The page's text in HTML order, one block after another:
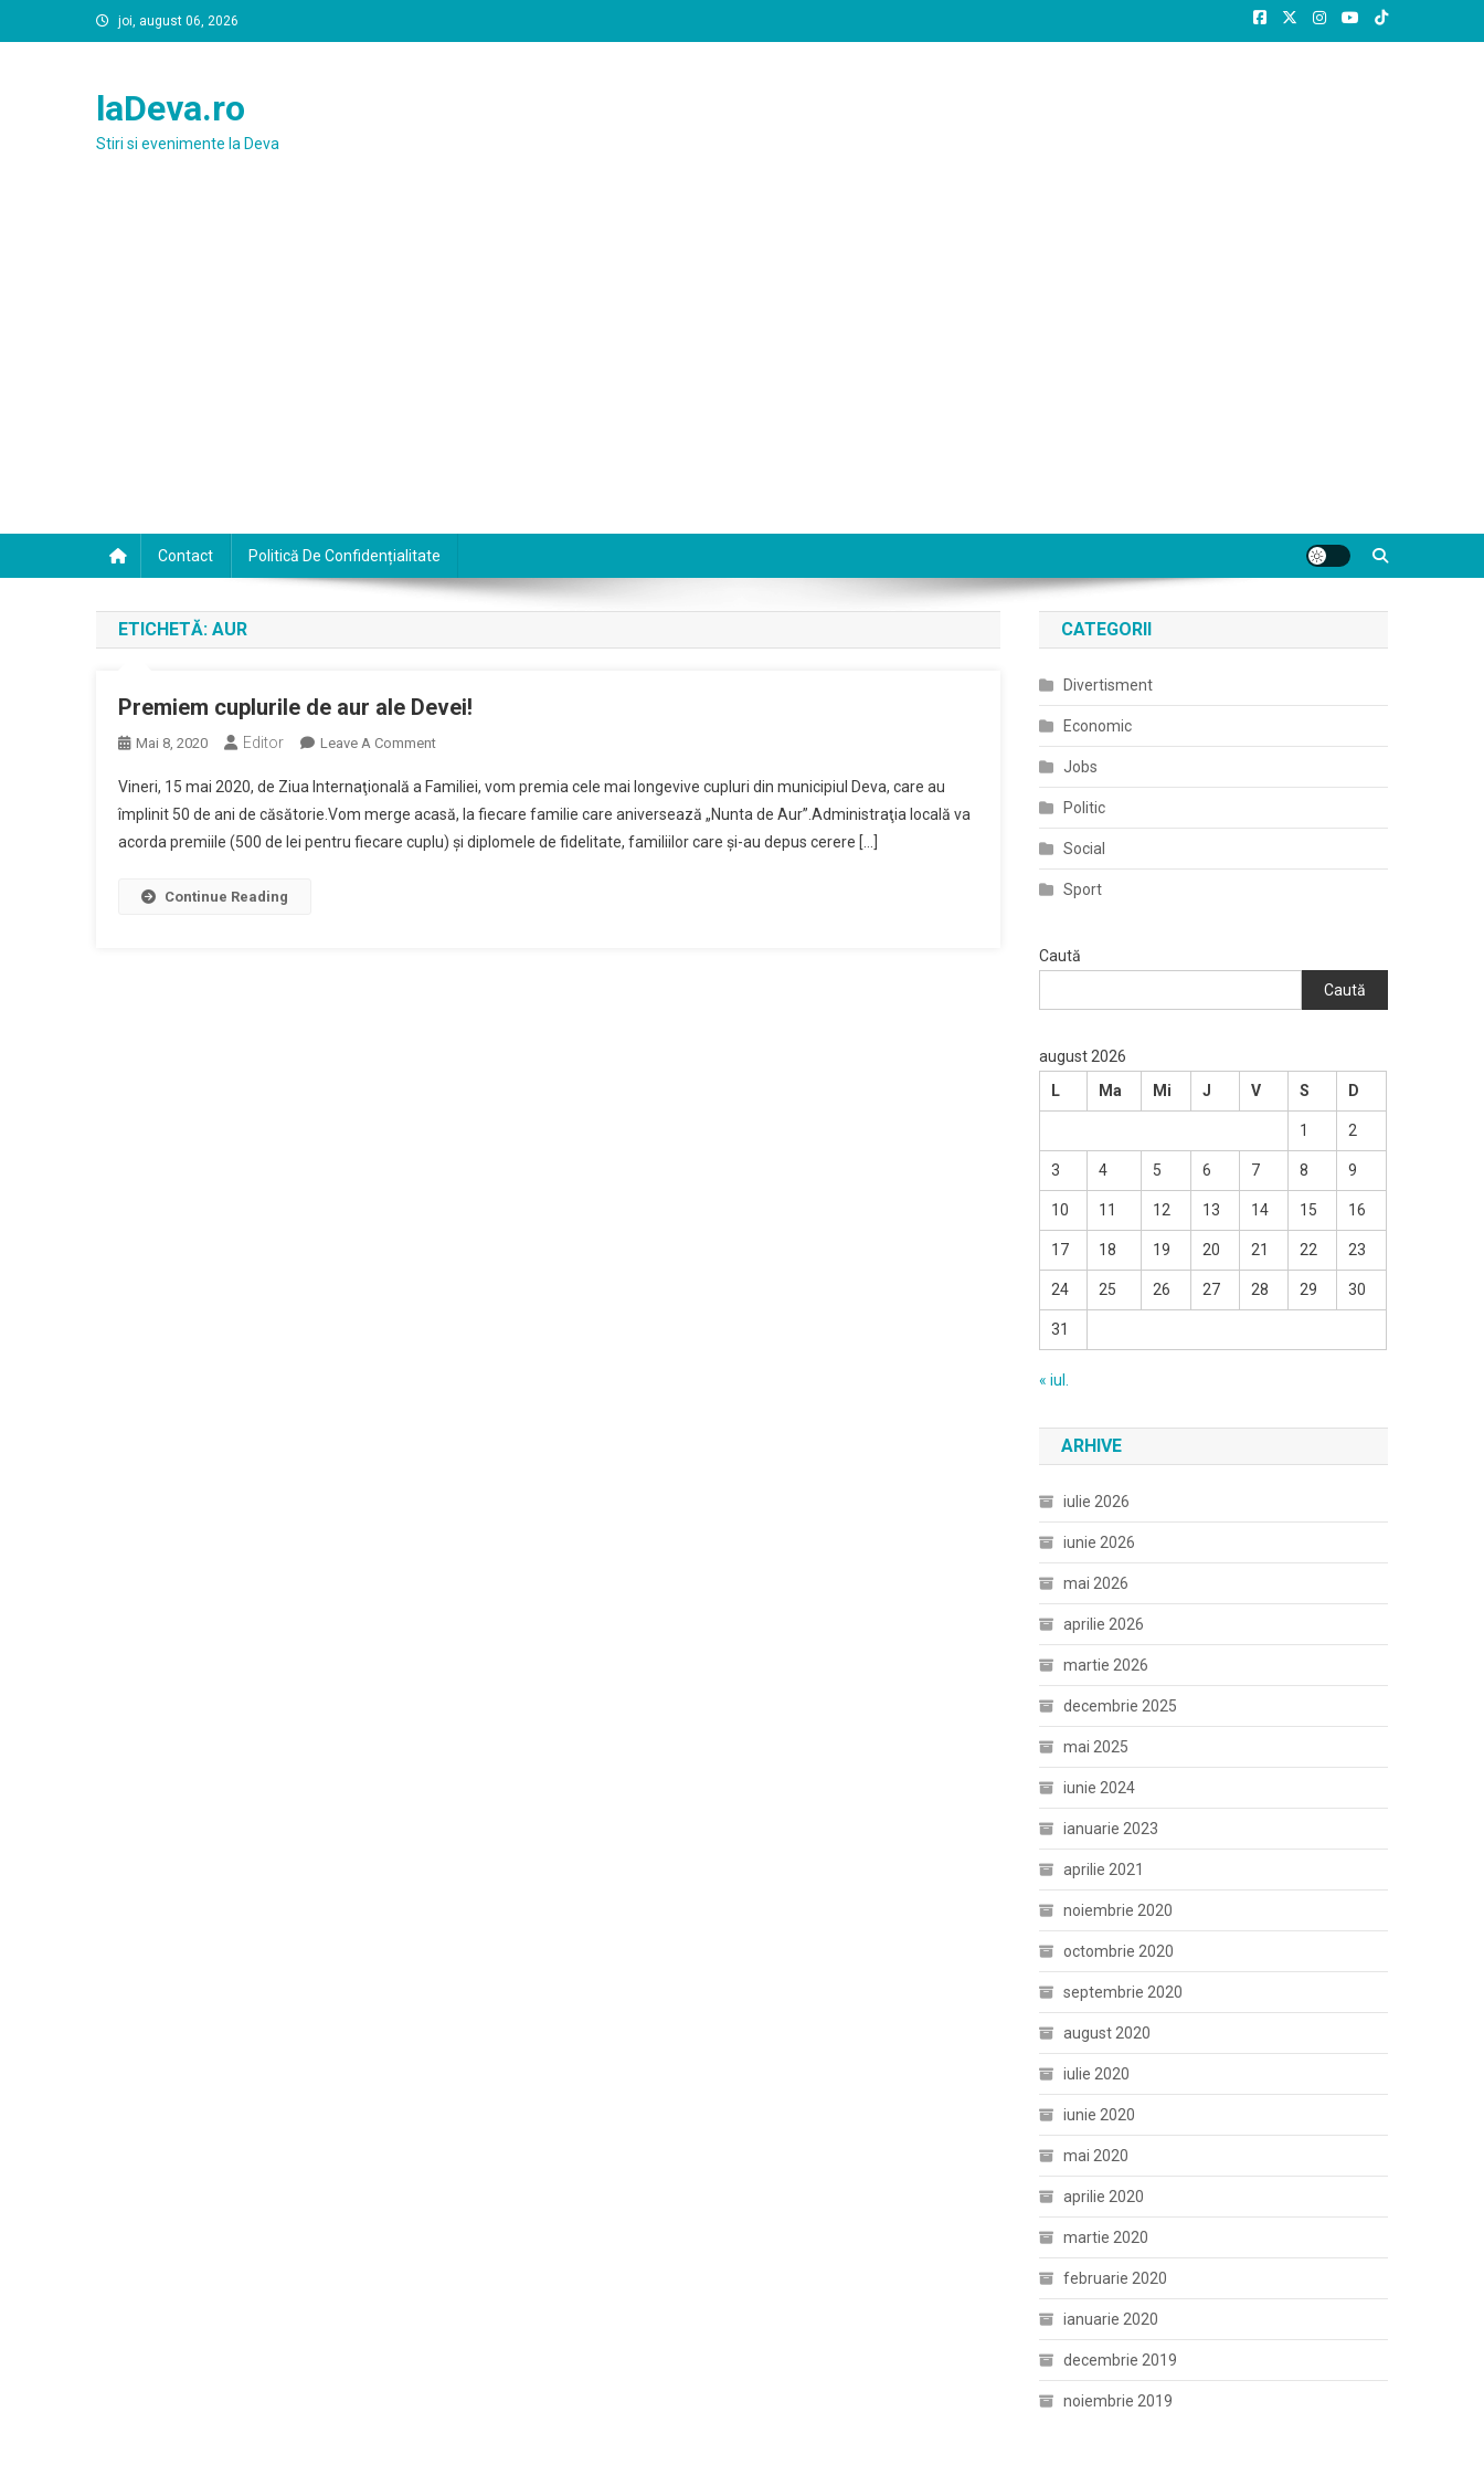
to
joi, august 06, 2026
laDeva.ro
Stiri si evenimente la Deva
Contact Politică De Confidențialitate
ETICHETĂ: AUR
Premiem cuplurile de aur ale Devei!
Mai 8, 2020 Editor Leave A CommentOn
Cuplurile
De
Aur
Vineri, 15 mai 2020, de Ziua Internaţională a Familiei, vom premia cele mai longevive cupluri din municipiul Deva, care au
împlinit 50 de ani de căsătorie.Vom merge acasă, la fiecare familie care aniversează „Nunta de Aur”.Administraţia locală va
acorda premiile (500 de lei pentru fiecare cuplu) şi diplomele de fidelitate, familiilor care şi-au depus cerere […]
Continue Reading
CATEGORII
Divertisment
Economic
Jobs
Politic
Social
Sport
Caută
Caută
august 2026
L
Ma Mi J V S D
1 2
3 4 5 6 7 8 9
10 11 12 13 14 15 16
17 18 19 20 21 22 23
24 25 26 27 28 29 30
31
« iul.
ARHIVE
iulie 2026
iunie 2026
mai 2026
aprilie 2026
martie 2026
decembrie 2025
mai 2025
iunie 2024
ianuarie 2023
aprilie 2021
noiembrie 2020
octombrie 2020
septembrie 2020
august 2020
iulie 2020
iunie 2020
mai 2020
aprilie 2020
martie 2020
februarie 2020
ianuarie 2020
decembrie 2019
noiembrie 2019